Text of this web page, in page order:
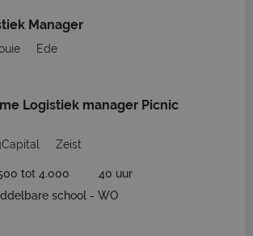
Manager
Ede
Logistiek manager Picnic
Zeist
tot 4.000
40 uur
school - WO